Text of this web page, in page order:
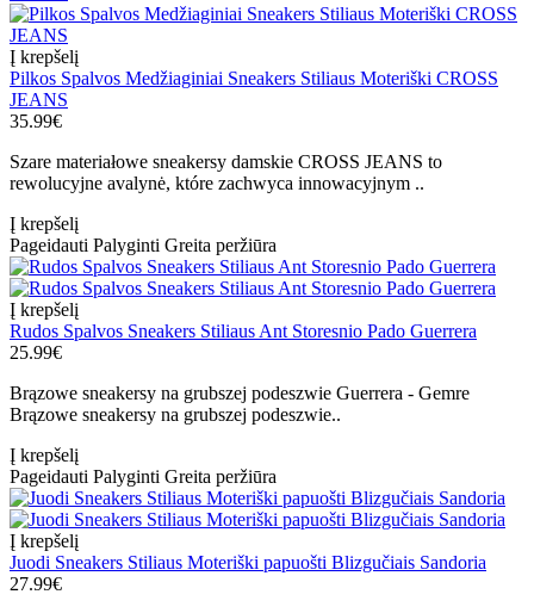
Į krepšelį
Pilkos Spalvos Medžiaginiai Sneakers Stiliaus Moteriški CROSS
JEANS
35.99€
Szare materiałowe sneakersy damskie CROSS JEANS to
rewolucyjne avalynė, które zachwyca innowacyjnym ..
Į krepšelį
Pageidauti Palyginti Greita peržiūra
Į krepšelį
Rudos Spalvos Sneakers Stiliaus Ant Storesnio Pado Guerrera
25.99€
Brązowe sneakersy na grubszej podeszwie Guerrera - Gemre
Brązowe sneakersy na grubszej podeszwie..
Į krepšelį
Pageidauti Palyginti Greita peržiūra
Į krepšelį
Juodi Sneakers Stiliaus Moteriški papuošti Blizgučiais Sandoria
27.99€